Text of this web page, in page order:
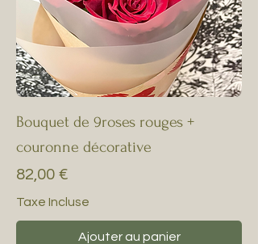
Bouquet de 9roses rouges +
couronne décorative
Prix
82,00 €
Taxe Incluse
Ajouter au panier